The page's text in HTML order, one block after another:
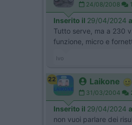
24/08/2008
Inserito il 29/04/2024
Tutto serve, ma a 230
funzione, micro e
Ivo
22 Laikone
31/03/2004
Inserito il 29/04/2024
non vuoi parlare dei